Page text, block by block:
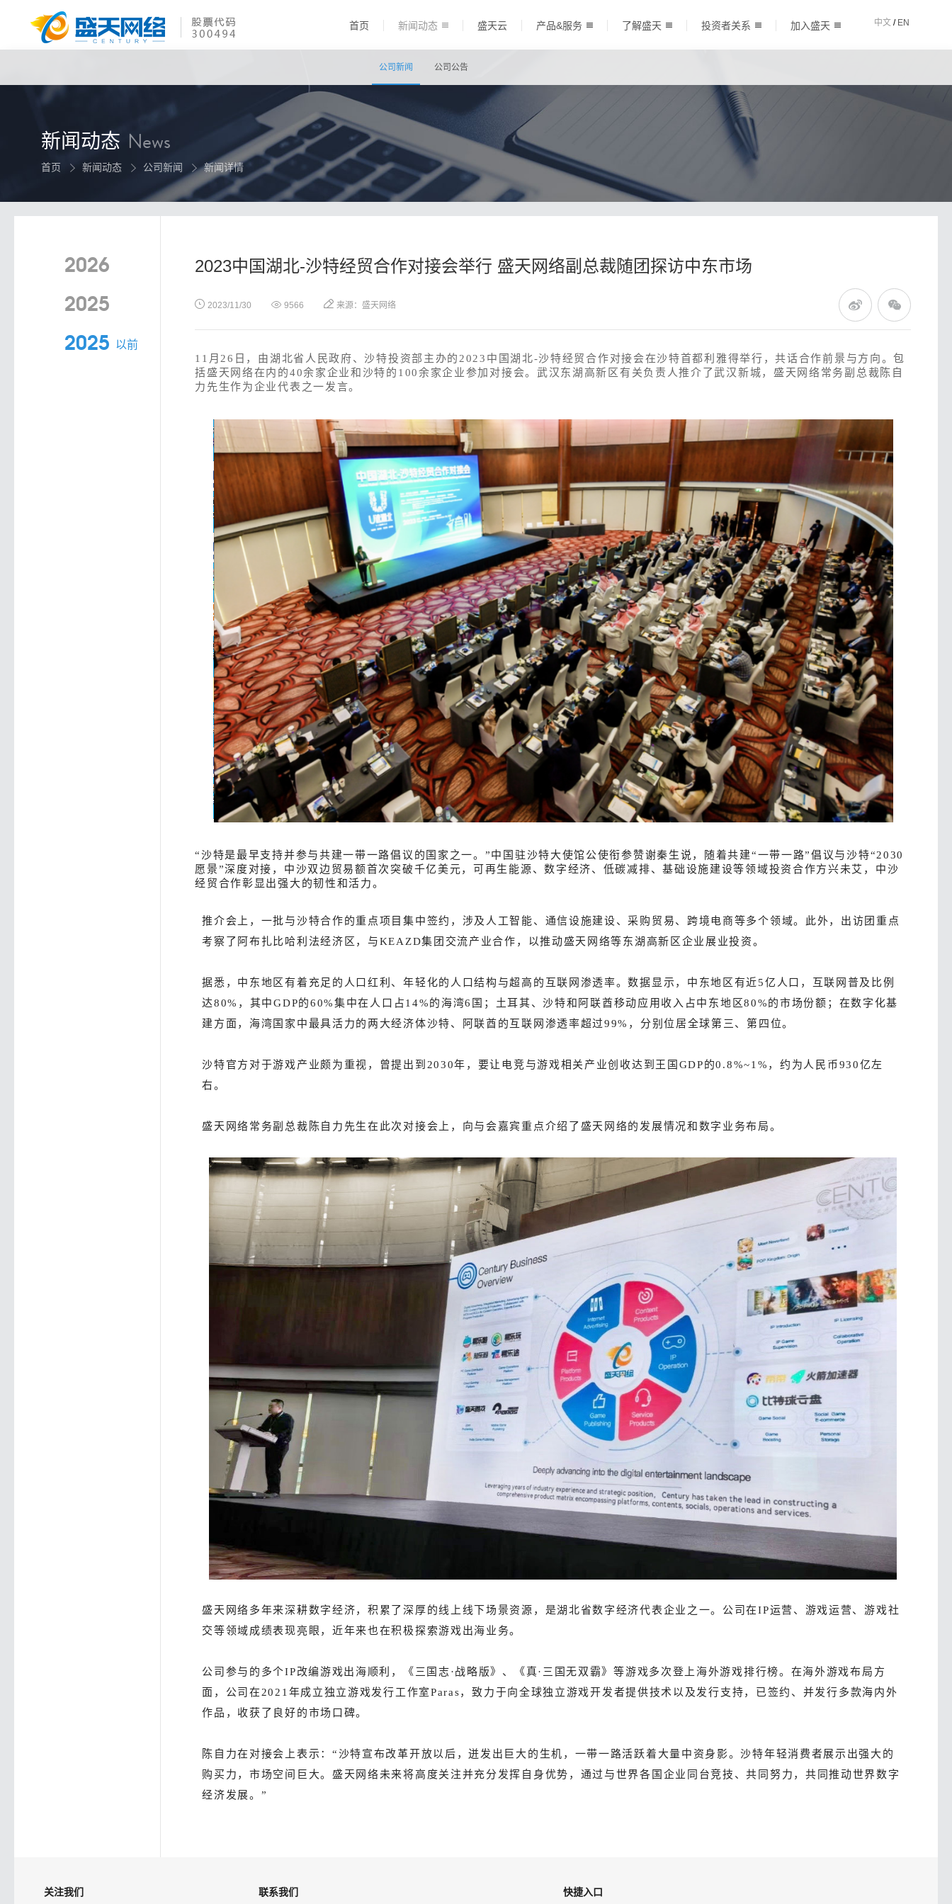
toggle
中文 / EN
首页 新闻动态
公司新闻 公司公告
盛天云 产品&服务 了解盛天 投资者关系 加入盛天
新闻动态 News
首页 新闻动态 公司新闻 新闻详情
2026
2025
2025 以前
2023中国湖北-沙特经贸合作对接会举行 盛天网络副总裁随团探访中东市场
2023/11/30 9566 来源：盛天网络
11月26日，由湖北省人民政府、沙特投资部主办的2023中国湖北-沙特经贸合作对接会在沙特首都利雅得举行，共话合作前景与方向。包
括盛天网络在内的40余家企业和沙特的100余家企业参加对接会。武汉东湖高新区有关负责人推介了武汉新城，盛天网络常务副总裁陈自
力先生作为企业代表之一发言。
“沙特是最早支持并参与共建一带一路倡议的国家之一。”中国驻沙特大使馆公使衔参赞谢秦生说，随着共建“一带一路”倡议与沙特“2030
愿景”深度对接，中沙双边贸易额首次突破千亿美元，可再生能源、数字经济、低碳减排、基础设施建设等领域投资合作方兴未艾，中沙
经贸合作彰显出强大的韧性和活力。
推介会上，一批与沙特合作的重点项目集中签约，涉及人工智能、通信设施建设、采购贸易、跨境电商等多个领域。此外，出访团重点
考察了阿布扎比哈利法经济区，与KEAZD集团交流产业合作，以推动盛天网络等东湖高新区企业展业投资。
据悉，中东地区有着充足的人口红利、年轻化的人口结构与超高的互联网渗透率。数据显示，中东地区有近5亿人口，互联网普及比例
达80%，其中GDP的60%集中在人口占14%的海湾6国；土耳其、沙特和阿联酋移动应用收入占中东地区80%的市场份额；在数字化基
建方面，海湾国家中最具活力的两大经济体沙特、阿联酋的互联网渗透率超过99%，分别位居全球第三、第四位。
沙特官方对于游戏产业颇为重视，曾提出到2030年，要让电竞与游戏相关产业创收达到王国GDP的0.8%~1%，约为人民币930亿左
右。
盛天网络常务副总裁陈自力先生在此次对接会上，向与会嘉宾重点介绍了盛天网络的发展情况和数字业务布局。
盛天网络多年来深耕数字经济，积累了深厚的线上线下场景资源，是湖北省数字经济代表企业之一。公司在IP运营、游戏运营、游戏社
交等领域成绩表现亮眼，近年来也在积极探索游戏出海业务。
公司参与的多个IP改编游戏出海顺利，《三国志·战略版》、《真·三国无双霸》等游戏多次登上海外游戏排行榜。在海外游戏布局方
面，公司在2021年成立独立游戏发行工作室Paras，致力于向全球独立游戏开发者提供技术以及发行支持，已签约、并发行多款海内外
作品，收获了良好的市场口碑。
陈自力在对接会上表示：“沙特宣布改革开放以后，迸发出巨大的生机，一带一路活跃着大量中资身影。沙特年轻消费者展示出强大的
购买力，市场空间巨大。盛天网络未来将高度关注并充分发挥自身优势，通过与世界各国企业同台竞技、共同努力，共同推动世界数字
经济发展。”
关注我们 联系我们 快捷入口